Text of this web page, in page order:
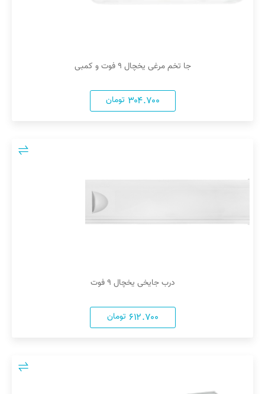
جا تخم مرغی یخچال ۹ فوت و کمبی
۳۰۴.۷۰۰ تومان
درب جایخی یخچال ۹ فوت
۶۱۲.۷۰۰ تومان